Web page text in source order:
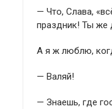
— Что, Слава,
праздник! Ты же
А я ж люблю,
— Валяй!
— Знаешь, где